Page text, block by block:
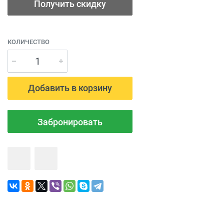
КОЛИЧЕСТВО
Добавить в корзину
Забронировать